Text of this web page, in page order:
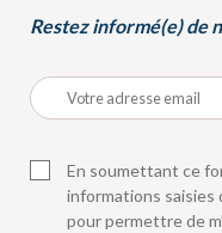
Restez informé(e) de
En soumettant ce
informations saisies
pour permettre de